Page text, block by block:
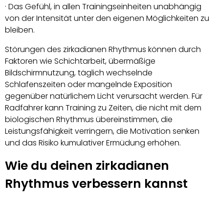
· Das Gefühl, in allen Trainingseinheiten unabhängig
von der Intensität unter den eigenen Möglichkeiten zu
bleiben.
Störungen des zirkadianen Rhythmus können durch
Faktoren wie Schichtarbeit, übermäßige
Bildschirmnutzung, täglich wechselnde
Schlafenszeiten oder mangelnde Exposition
gegenüber natürlichem Licht verursacht werden. Für
Radfahrer kann Training zu Zeiten, die nicht mit dem
biologischen Rhythmus übereinstimmen, die
Leistungsfähigkeit verringern, die Motivation senken
und das Risiko kumulativer Ermüdung erhöhen.
Wie du deinen zirkadianen
Rhythmus verbessern kannst